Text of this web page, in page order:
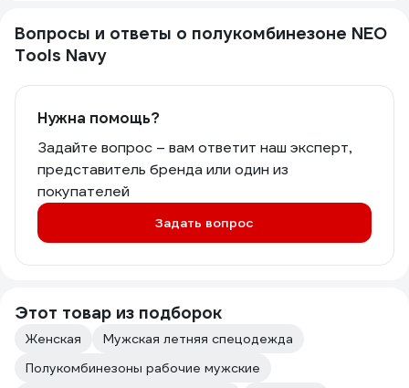
Вопросы и ответы о полукомбинезоне NEO
Tools Navy
Нужна помощь?
Задайте вопрос – вам ответит наш эксперт,
представитель бренда или один из
покупателей
Задать вопрос
Этот товар из подборок
Женская
Мужская летняя спецодежда
Полукомбинезоны рабочие мужские